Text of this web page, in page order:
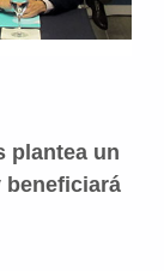
plantea un
beneficiará